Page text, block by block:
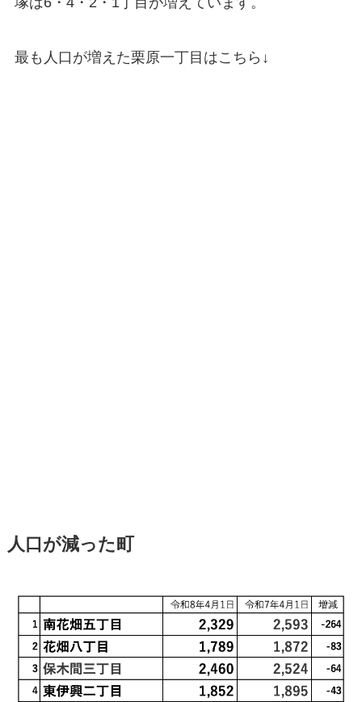
最も人口が増えた栗原一丁目はこちら↓
人口が減った町